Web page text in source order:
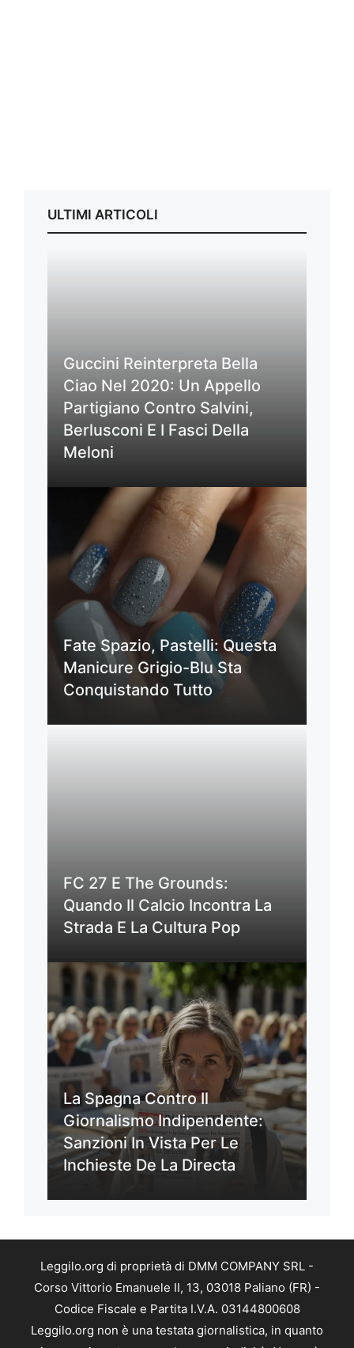
ULTIMI ARTICOLI
Guccini Reinterpreta Bella
Ciao Nel 2020: Un Appello
Partigiano Contro Salvini,
Berlusconi E I Fasci Della
Meloni
Fate Spazio, Pastelli: Questa
Manicure Grigio-Blu Sta
Conquistando Tutto
FC 27 E The Grounds:
Quando Il Calcio Incontra La
Strada E La Cultura Pop
La Spagna Contro Il
Giornalismo Indipendente:
Sanzioni In Vista Per Le
Inchieste De La Directa
Leggilo.org di proprietà di DMM COMPANY SRL -
Corso Vittorio Emanuele II, 13, 03018 Paliano (FR) -
Codice Fiscale e Partita I.V.A. 03144800608
Leggilo.org non è una testata giornalistica, in quanto